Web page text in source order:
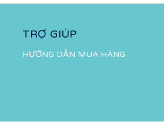
TRỢ GIÚP
HƯỚNG DẪN MUA HÀNG